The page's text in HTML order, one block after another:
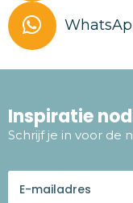
Inspiratie
Schrijf je in voor de